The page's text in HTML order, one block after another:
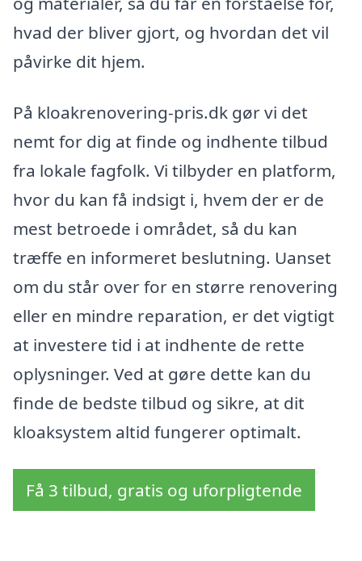
hvad der bliver gjort, og hvordan det vil
påvirke dit hjem.
På kloakrenovering-pris.dk gør vi det
nemt for dig at finde og indhente tilbud
fra lokale fagfolk. Vi tilbyder en platform,
hvor du kan få indsigt i, hvem der er de
mest betroede i området, så du kan
træffe en informeret beslutning. Uanset
om du står over for en større renovering
eller en mindre reparation, er det vigtigt
at investere tid i at indhente de rette
oplysninger. Ved at gøre dette kan du
finde de bedste tilbud og sikre, at dit
kloaksystem altid fungerer optimalt.
Få 3 tilbud, gratis og uforpligtende